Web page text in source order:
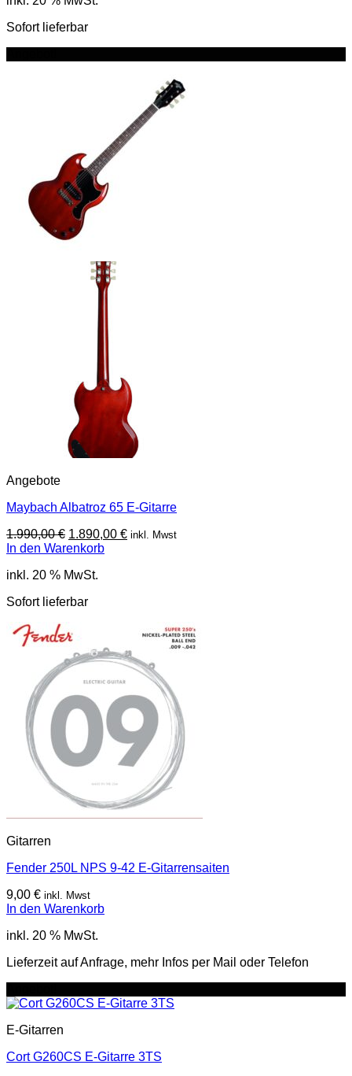
Sofort lieferbar
Angebote
Maybach Albatroz 65 E-Gitarre
1.990,00€ Ursprünglicher
Preis
1.990,00 €
1.890,00 €Aktueller
inkl. Mwst
In den Warenkorb
inkl. 20 % MwSt.
Sofort lieferbar
Gitarren
Fender 250L NPS 9-42 E-Gitarrensaiten
9,00 € inkl. Mwst
In den Warenkorb
inkl. 20 % MwSt.
Lieferzeit auf Anfrage, mehr Infos per Mail oder Telefon
E-Gitarren
Cort G260CS E-Gitarre 3TS